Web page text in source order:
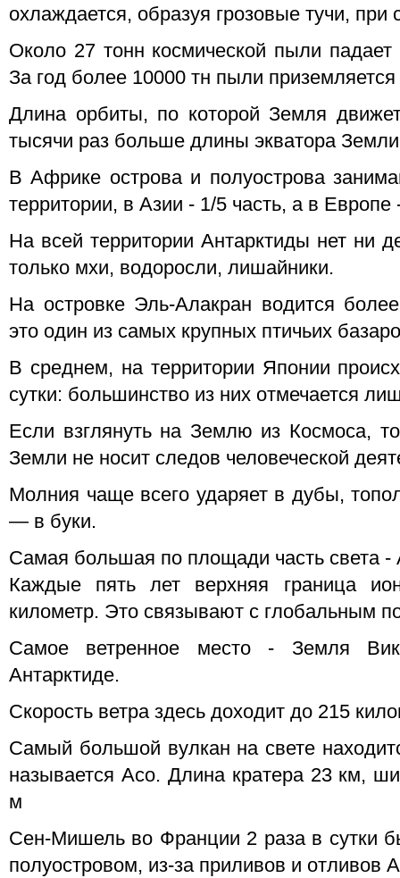
охлаждается, образуя грозовые тучи, при
Около 27 тонн космической пыли
За год более 10000 тн пыли
Длина орбиты, по которой Земля
тысячи раз больше длины экватора
В Африке острова и полуострова
территории, в Азии - 1/5 часть, а в
На всей территории Антарктиды нет ни
только мхи, водоросли, лишайники.
На островке Эль-Алакран водится
это один из самых крупных птичьих
В среднем, на территории Японии
сутки: большинство из них отмечается
Если взглянуть на Землю из Космоса,
Земли не носит следов человеческой
Молния чаще всего ударяет в дубы,
— в буки.
Самая большая по площади часть света -
Каждые пять лет верхняя граница
километр. Это связывают с глобальным
Самое ветренное место - Земля
Антарктиде.
Скорость ветра здесь доходит до 215
Самый большой вулкан на свете
называется Асо. Длина кратера 23 км,
м
Сен-Мишель во Франции 2 раза в сутки
полуостровом, из-за приливов и отливов